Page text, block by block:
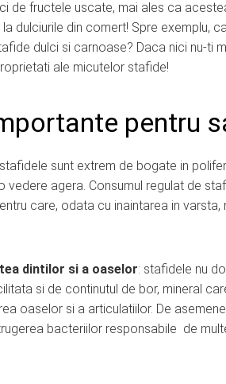
de fructele uscate, mai ales ca
dulciurile din comert! Spre exemplu,
dulci si carnoase? Daca nici nu-ti
ale micutelor stafide!
pentru
sunt extrem de bogate in
agera. Consumul regulat de
care, odata cu inaintarea in varsta,
dintilor si a oaselor: stafidele nu
si de continutul de bor, mineral
oaselor si a articulatiilor. De
bacteriilor responsabile de